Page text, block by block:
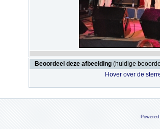
Beoordeel deze afbeelding (huidige
Hover over de